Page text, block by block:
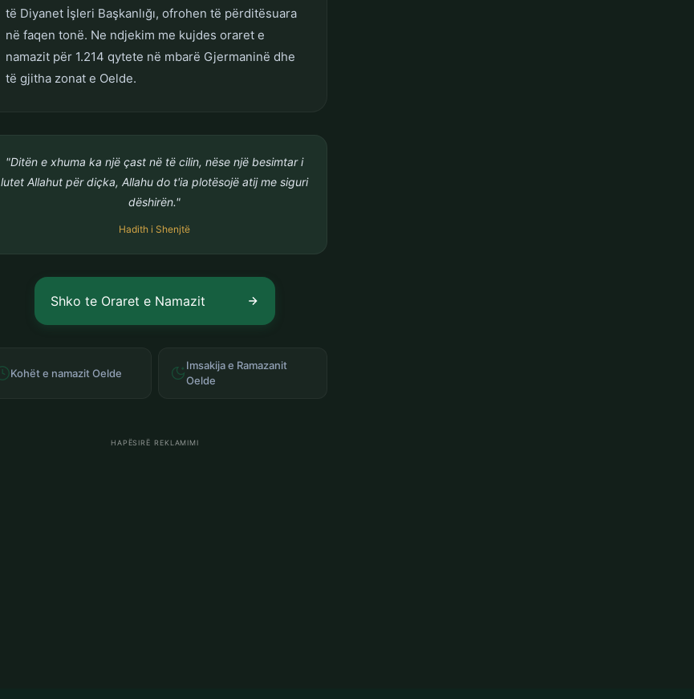
të Diyanet İşleri Başkanlığı, ofrohen të përditësuara
në faqen tonë. Ne ndjekim me kujdes oraret e
namazit për 1.214 qytete në mbarë Gjermaninë dhe
të gjitha zonat e Oelde.
"Ditën e xhuma ka një çast në të cilin, nëse një besimtar i
lutet Allahut për diçka, Allahu do t'ia plotësojë atij me siguri
dëshirën."
Hadith i Shenjtë
Shko te Oraret e Namazit
Kohët e namazit Oelde
Imsakija e Ramazanit
Oelde
HAPËSIRË REKLAMIMI